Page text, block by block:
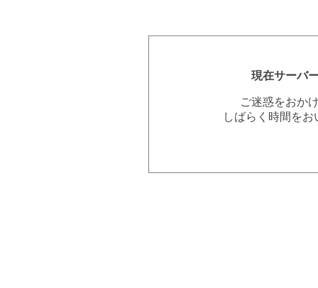
現在サーバ
ご迷惑をおか
しばらく時間を